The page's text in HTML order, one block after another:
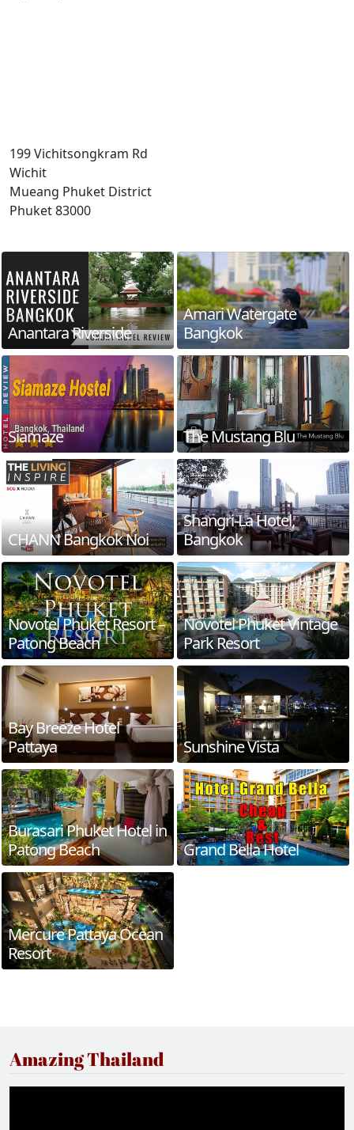
199 Vichitsongkram Rd
Wichit
Mueang Phuket District
Phuket 83000
Anantara Riverside
Amari Watergate
Bangkok
Siamaze The Mustang Blu
CHANN Bangkok Noi
Shangri-La Hotel,
Bangkok
Novotel Phuket Resort –
Patong Beach
Novotel Phuket Vintage
Park Resort
Bay Breeze Hotel
Pattaya
Sunshine Vista
Burasari Phuket Hotel in
Patong Beach
Grand Bella Hotel
Mercure Pattaya Ocean
Resort
Amazing Thailand